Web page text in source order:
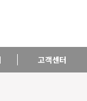
고객센터